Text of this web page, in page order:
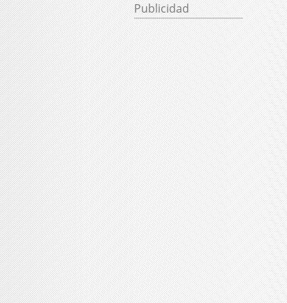
Publicidad